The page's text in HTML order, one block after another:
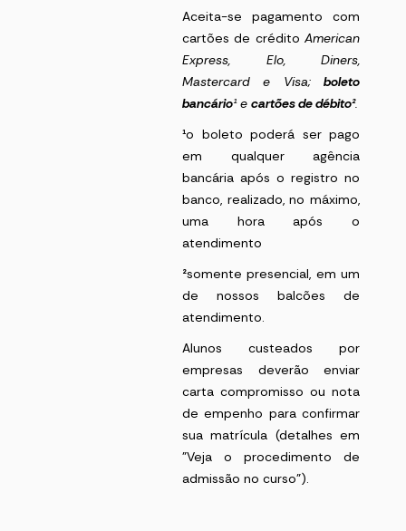
Aceita-se pagamento com
cartões de crédito American
Express, Elo, Diners,
Mastercard e Visa; boleto
bancário¹e cartões de débito².
¹o boleto poderá ser pago
em qualquer agência
bancária após o registro no
banco, realizado, no máximo,
uma hora após o
atendimento
²somente presencial, em um
de nossos balcões de
atendimento.
Alunos custeados por
empresas deverão enviar
carta compromisso ou nota
de empenho para confirmar
sua matrícula (detalhes em
"Veja o procedimento de
admissão no curso").